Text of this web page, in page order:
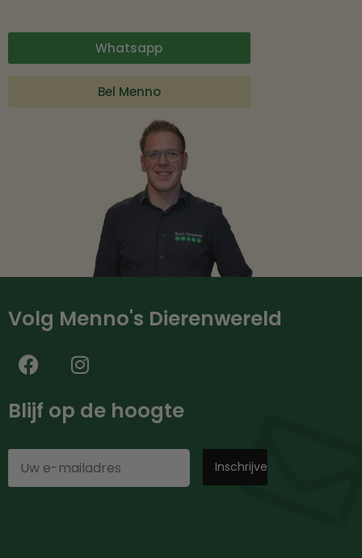
Whatsapp
Bel Menno
Volg Menno's Dierenwereld
Blijf op de hoogte